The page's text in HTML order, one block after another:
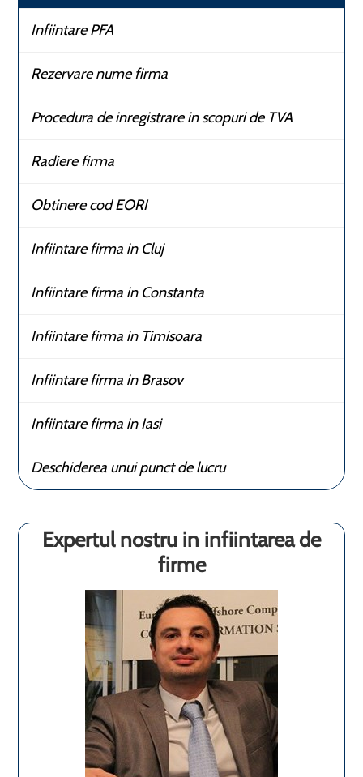
Infiintare PFA
Rezervare nume firma
Procedura de inregistrare in scopuri de TVA
Radiere firma
Obtinere cod EORI
Infiintare firma in Cluj
Infiintare firma in Constanta
Infiintare firma in Timisoara
Infiintare firma in Brasov
Infiintare firma in Iasi
Deschiderea unui punct de lucru
Expertul nostru in infiintarea de
firme